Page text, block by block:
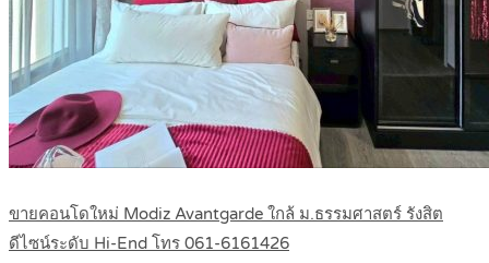
ขายคอนโดใหม่ Modiz Avantgarde ใกล้ ม.ธรรมศาสตร์ รังสิต
ดีไซน์ระดับ Hi-End โทร 061-6161426